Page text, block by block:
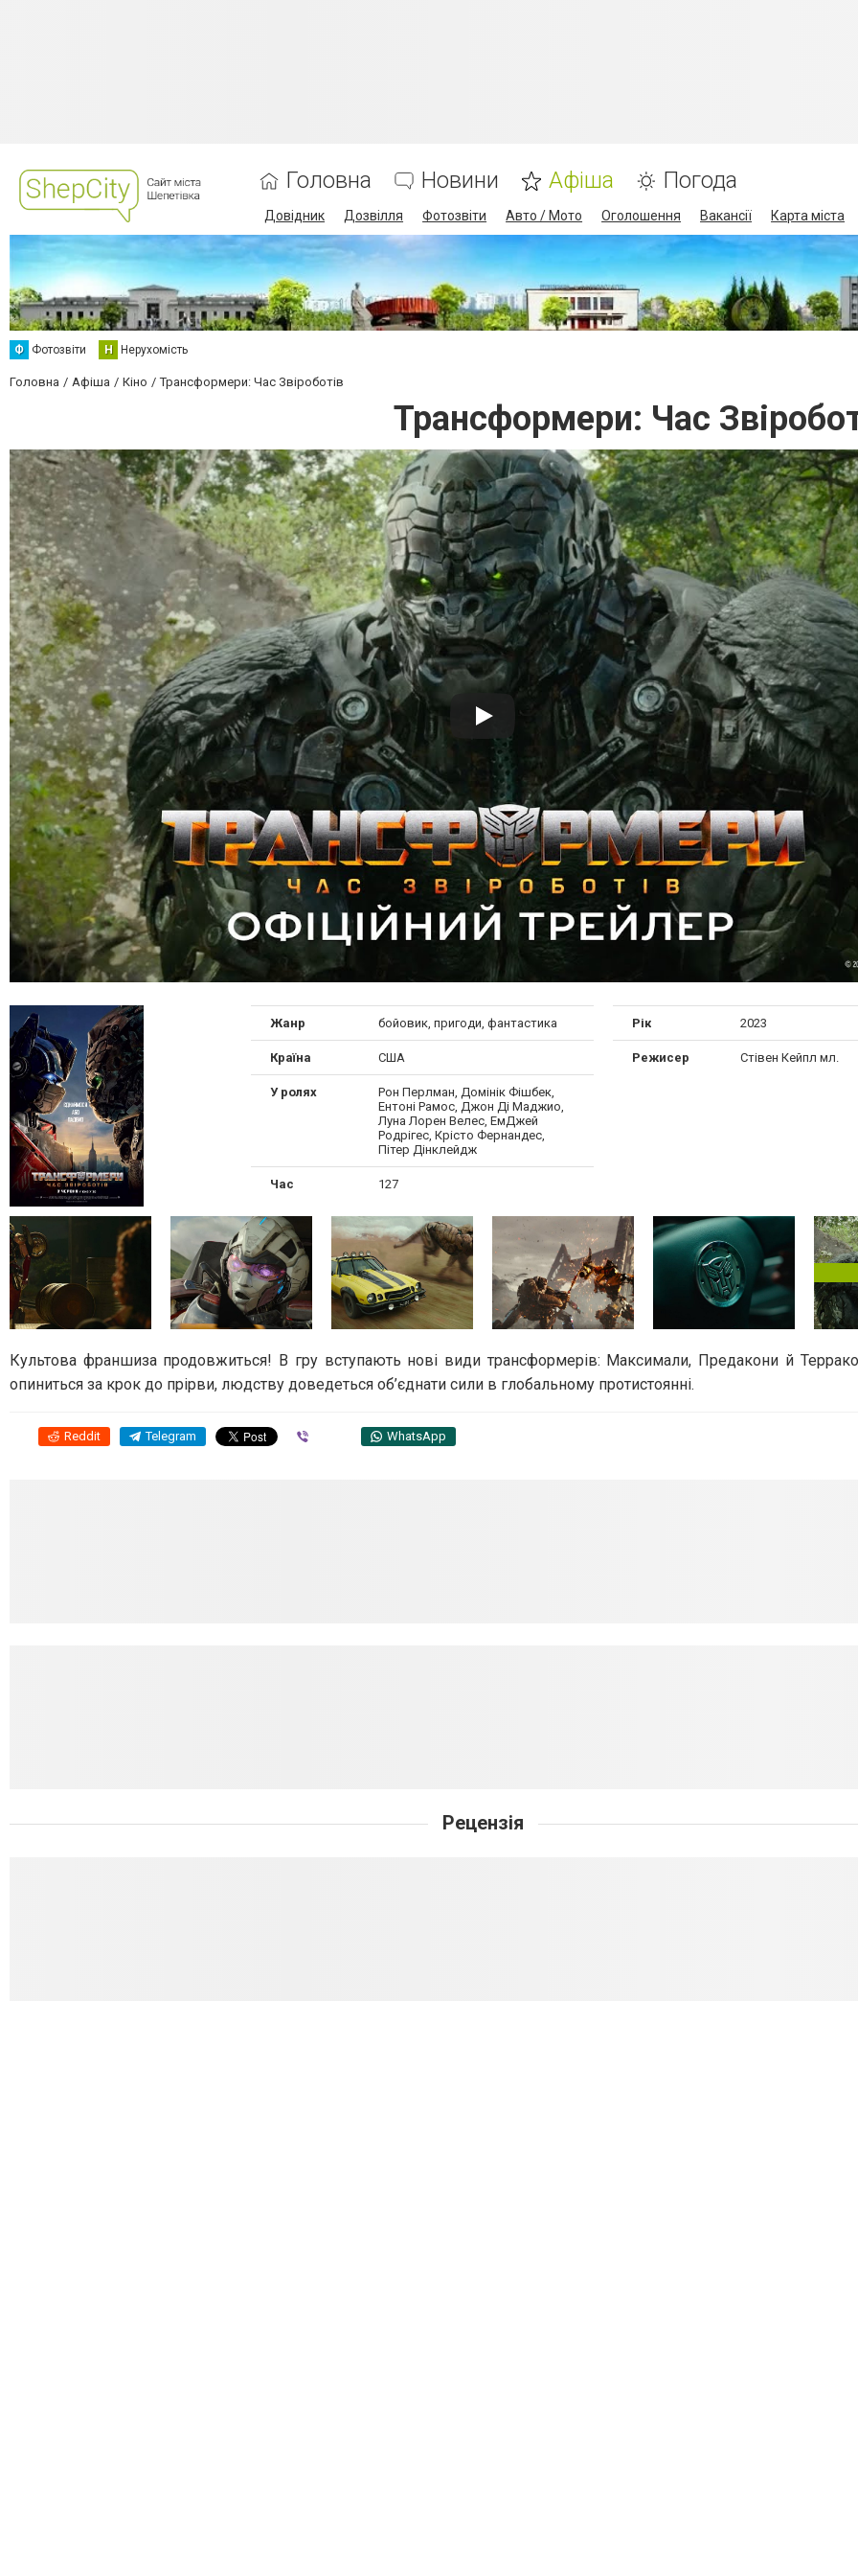
Головна Новини Афіша Погода
Довідник Дозвілля Фотозвіти Авто / Мото Оголошення Вакансії Карта міста
Ф Фотозвіти Н Нерухомість
Головна Афіша Кіно Трансформери: Час Звіроботів
Трансформери: Час
Жанр бойовик, пригоди, фантастика
Країна США
У ролях
Рон Перлман, Домінік Фішбек,
Ентоні Рамос, Джон Ді Маджио,
Луна Лорен Велес, ЕмДжей
Родрігес, Крісто Фернандес,
Пітер Дінклейдж
Рік 2023
Режисер Стівен Кейпл мл.
Час 127
Культова франшиза продовжиться! В гру вступають нові види трансформерів: Максимали, Предакони й
опиниться за крок до прірви, людству доведеться об’єднати сили в глобальному протистоянні.
Reddit Telegram WhatsApp
Рецензія